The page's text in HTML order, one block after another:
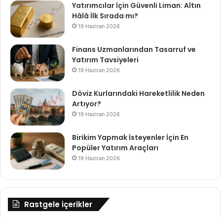
Yatırımcılar İçin Güvenli Liman: Altın
Hâlâ İlk Sırada mı?
19 Haziran 2026
Finans Uzmanlarından Tasarruf ve
Yatırım Tavsiyeleri
19 Haziran 2026
Döviz Kurlarındaki Hareketlilik Neden
Artıyor?
19 Haziran 2026
Birikim Yapmak İsteyenler İçin En
Popüler Yatırım Araçları
19 Haziran 2026
Rastgele içerikler